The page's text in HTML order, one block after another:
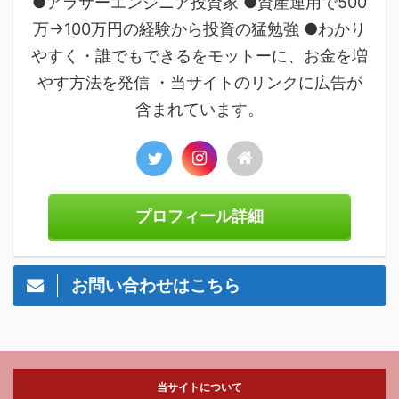
万→100万円の経験から投資の猛勉強 ●わかり
やすく・誰でもできるをモットーに、お金を増
やす方法を発信 ・当サイトのリンクに広告が
含まれています。
プロフィール詳細
お問い合わせはこちら
当サイトについて